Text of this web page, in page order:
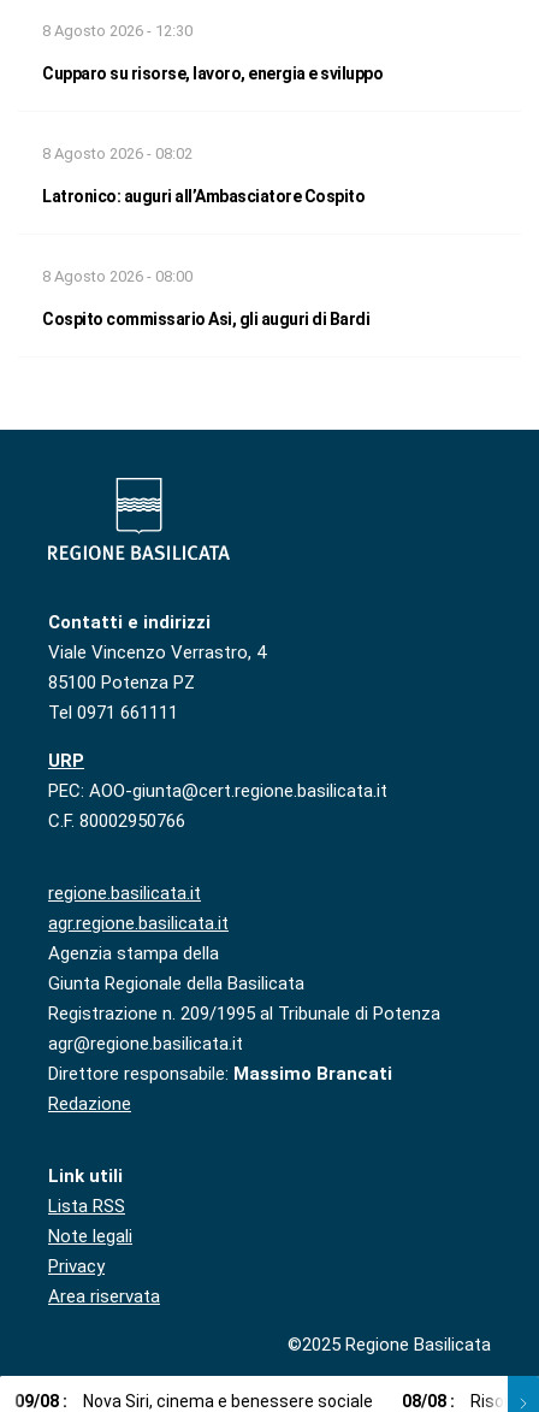
8 Agosto 2026 - 12:30
Cupparo su risorse, lavoro, energia e sviluppo
8 Agosto 2026 - 08:02
Latronico: auguri all’Ambasciatore Cospito
8 Agosto 2026 - 08:00
Cospito commissario Asi, gli auguri di Bardi
Contatti e indirizzi
Viale Vincenzo Verrastro, 4
85100 Potenza PZ
Tel 0971 661111
URP
PEC: AOO-giunta@cert.regione.basilicata.it
C.F. 80002950766
regione.basilicata.it
agr.regione.basilicata.it
Agenzia stampa della
Giunta Regionale della Basilicata
Registrazione n. 209/1995 al Tribunale di Potenza
agr@regione.basilicata.it
Direttore responsabile: Massimo Brancati
Redazione
Link utili
Lista RSS
Note legali
Privacy
Area riservata
©2025 Regione Basilicata
09/08 : Nova Siri, cinema e benessere sociale 08/08 : Risorse